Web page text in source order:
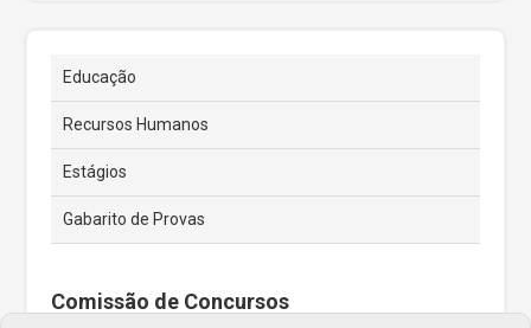
Educação
Recursos Humanos
Estágios
Gabarito de Provas
Comissão de Concursos